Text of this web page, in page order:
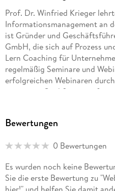
Prof. Dr. Winfried Krieger
Informationsmanagement an
ist Gründer und
GmbH, die sich auf Prozess
Lern Coaching für
regelmäßig Seminare und
erfolgreichen Webinaren
gestützter
Bewertungen
0 Bewertungen
Es wurden noch keine
Sie die erste Bewertung zu